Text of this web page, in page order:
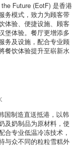
Future (EotF) 是香港
务模式，致力为顾客带
体验、便捷设施、顾客
堡体验。餐厅更增添多
务及设施，配合专业顾
餐饮体验提升至崭新水
国制造直送抵港，以韩
及奶制品为原材料，使
合专业低温冷冻技术，
与众不同的粒粒雪糕外